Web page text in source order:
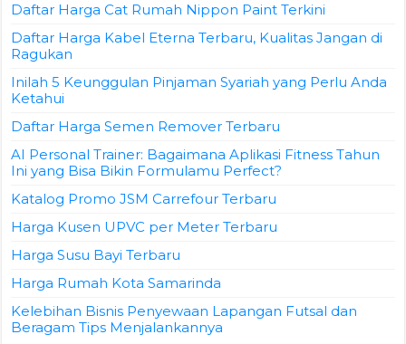
Daftar Harga Cat Rumah Nippon Paint Terkini
Daftar Harga Kabel Eterna Terbaru, Kualitas Jangan di
Ragukan
Inilah 5 Keunggulan Pinjaman Syariah yang Perlu Anda
Ketahui
Daftar Harga Semen Remover Terbaru
AI Personal Trainer: Bagaimana Aplikasi Fitness Tahun
Ini yang Bisa Bikin Formulamu Perfect?
Katalog Promo JSM Carrefour Terbaru
Harga Kusen UPVC per Meter Terbaru
Harga Susu Bayi Terbaru
Harga Rumah Kota Samarinda
Kelebihan Bisnis Penyewaan Lapangan Futsal dan
Beragam Tips Menjalankannya